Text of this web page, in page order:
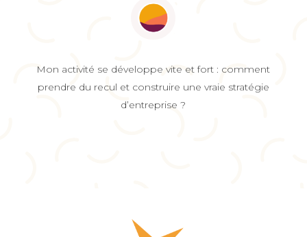
Mon activité se développe vite et fort : comment
prendre du recul et construire une vraie stratégie
d’entreprise ?